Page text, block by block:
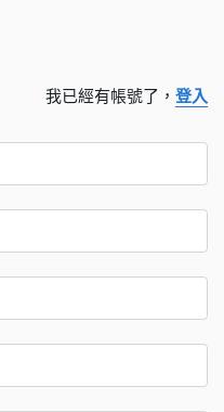
我已經有帳號了， 登入